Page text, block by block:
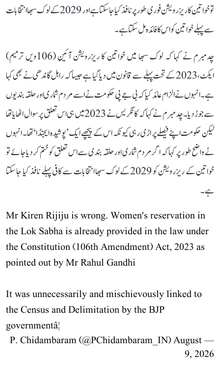
تو خواتین کا ریزرویشن فوری طور پر نافذ کیا جا سکتا ہے اور 2029 کے لوک سبھا انتخابات
سے پہلے خواتین کو اس کا فائدہ مل سکتا ہے۔
چدمبرم نے کہا کہ لوک سبھا میں خواتین کا ریزرویشن آئین (106ویں ترمیم)
ایکٹ، 2023 کے تحت پہلے سے قانون میں دیا گیا ہے جیسا کہ راہل گاندھی نے بھی کہا
ہے۔ انہوں نے الزام عائد کیا کہ بی جے پی حکومت نے اسے مردم شماری اور حلقہ بندیوں
سے جوڑ دیا۔ چدمبرم نے کہا کہ کانگریس نے 2023 میں ہی اس تعلق پر سوال اٹھایا تھا
لیکن حکومت اپنے فیصلے پر اڑی رہی کیونکہ اس کے پیچھے ایک ’پوشیدہ ایجنڈا‘ تھا۔ انہوں
نے واضح طور پر کہا کہ اگر مردم شماری اور حلقہ بندی سے اس تعلق کو ختم کر دیا جائے تو
خواتین کے ریزرویشن کو 2029 کے لوک سبھا انتخابات سے کافی پہلے نافذ کیا جا سکتا
ہے۔
Mr Kiren Rijiju is wrong. Women's reservation in
the Lok Sabha is already provided in the law under
the Constitution (106th Amendment) Act, 2023 as
pointed out by Mr Rahul Gandhi
It was unnecessarily and mischievously linked to
the Census and Delimitation by the BJP
governmentâ¦
— P. Chidambaram (@PChidambaram_IN)
August
9, 2026